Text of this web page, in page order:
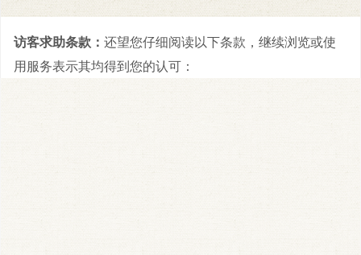
访客求助条款： 还望您仔细阅读以下条款，继续浏览或使
用服务表示其均得到您的认可：